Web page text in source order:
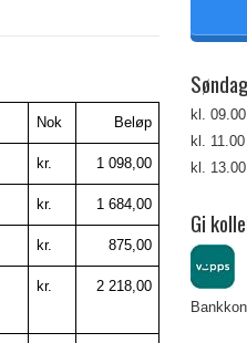
Nok Beløp
kr. 1 098,00
kr. 1 684,00
kr. 875,00
kr. 2 218,00
kl.
kl.
kl.
Gi